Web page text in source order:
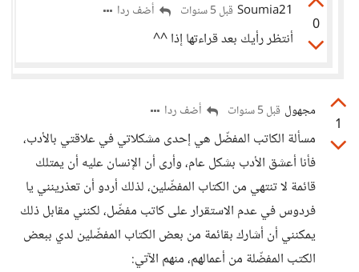
0
Soumia21 قبل 5 سنوات أضف ردا
أنتظر رأيك بعد قراءتها إذا ^^
1
مجهول قبل 5 سنوات أضف ردا
مسألة الكاتب المفضّل هي إحدى مشكلاتي في علاقتي بالأدب،
فأنا أعشق الأدب بشكل عام، وأرى أن الإنسان عليه أن يمتلك
قائمة لا تنتهي من الكتاب المفضّلين، لذلك أردو أن تعذرينني يا
فردوس في عدم الاستقرار على كاتب مفضّل، لكنني مقابل ذلك
يمكنني أن أشارك بقائمة من بعض الكتاب المفضّلين لدي ببعض
الكتب المفضّلة من أعمالهم، منهم الآتي: